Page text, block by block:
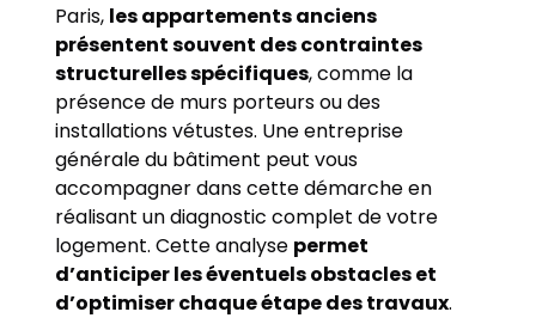
Paris, les appartements anciens
présentent souvent des contraintes
structurelles spécifiques, comme la
présence de murs porteurs ou des
installations vétustes. Une entreprise
générale du bâtiment peut vous
accompagner dans cette démarche en
réalisant un diagnostic complet de votre
logement. Cette analyse permet
d’anticiper les éventuels obstacles et
d’optimiser chaque étape des travaux.